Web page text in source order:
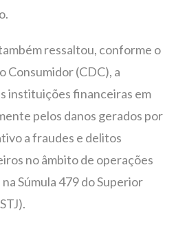
ressaltou, conforme o
Consumidor (CDC), a
instituições financeiras em
pelos danos gerados por
a fraudes e delitos
no âmbito de operações
Súmula 479 do Superior